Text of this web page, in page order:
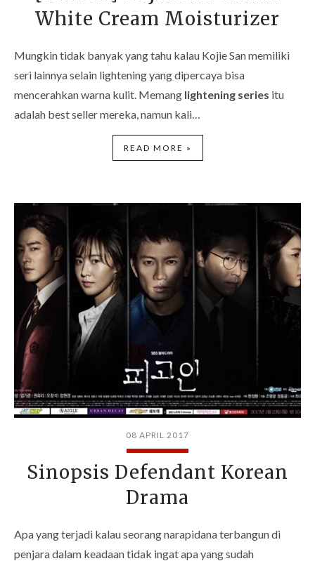
White Cream Moisturizer
Mungkin tidak banyak yang tahu kalau Kojie San memiliki
seri lainnya selain lightening yang dipercaya bisa
mencerahkan warna kulit. Memang lightening series itu
adalah best seller mereka, namun kali…
READ MORE »
08 APRIL 2017
Sinopsis Defendant Korean
Drama
Apa yang terjadi kalau seorang narapidana terbangun di
penjara dalam keadaan tidak ingat apa yang sudah